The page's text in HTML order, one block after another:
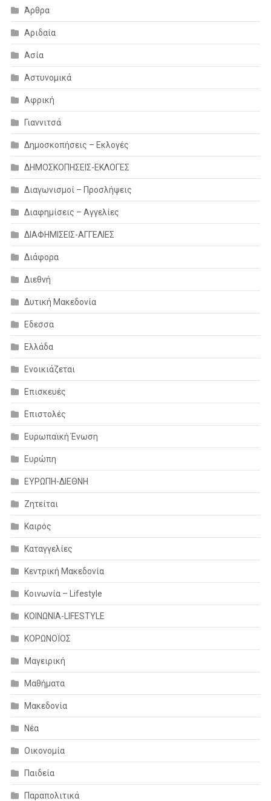
Άρθρα
Αριδαία
Ασία
Αστυνομικά
Αφρική
Γιαννιτσά
Δημοσκοπήσεις – Εκλογές
ΔΗΜΟΣΚΟΠΗΣΕΙΣ-ΕΚΛΟΓΕΣ
Διαγωνισμοί – Προσλήψεις
Διαφημίσεις – Αγγελίες
ΔΙΑΦΗΜΙΣΕΙΣ-ΑΓΓΕΛΙΕΣ
Διάφορα
Διεθνή
Δυτική Μακεδονία
Εδεσσα
Ελλάδα
Ενοικιάζεται
Επισκευές
Επιστολές
Ευρωπαϊκή Ένωση
Ευρώπη
ΕΥΡΩΠΗ-ΔΙΕΘΝΗ
Ζητείται
Καιρός
Καταγγελίες
Κεντρική Μακεδονία
Κοινωνία – Lifestyle
ΚΟΙΝΩΝΙΑ-LIFESTYLE
ΚΟΡΩΝΟΪΟΣ
Μαγειρική
Μαθήματα
Μακεδονία
Νέα
Οικονομία
Παιδεία
Παραπολιτικά